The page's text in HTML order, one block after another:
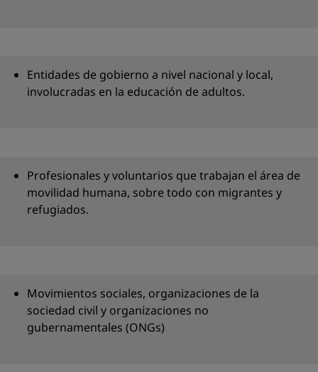
Entidades de gobierno a nivel nacional y local,
involucradas en la educación de adultos.
Profesionales y voluntarios que trabajan el área de
movilidad humana, sobre todo con migrantes y
refugiados.
Movimientos sociales, organizaciones de la
sociedad civil y organizaciones no
gubernamentales (ONGs)